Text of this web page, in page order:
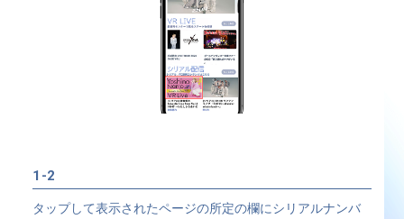
1-2
タップして表示されたページの所定の欄にシリアルナンバ